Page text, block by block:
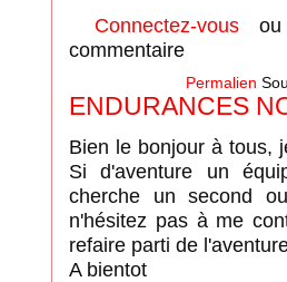
Connectez-vous
commentaire
Permalien
ENDURANCES
Bien le bonjour à tous,
Si d'aventure un
cherche un second
n'hésitez pas à me
refaire parti de
A bientot